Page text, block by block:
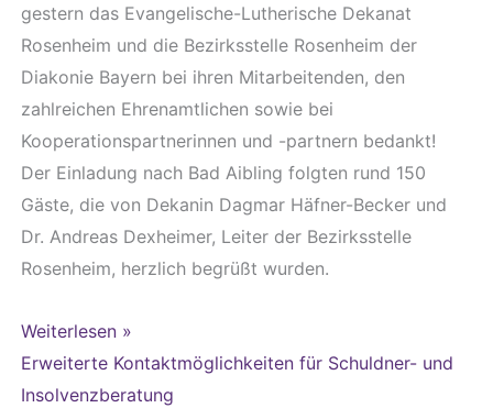
gestern das Evangelische-Lutherische Dekanat
Rosenheim und die Bezirksstelle Rosenheim der
Diakonie Bayern bei ihren Mitarbeitenden, den
zahlreichen Ehrenamtlichen sowie bei
Kooperationspartnerinnen und -partnern bedankt!
Der Einladung nach Bad Aibling folgten rund 150
Gäste, die von Dekanin Dagmar Häfner-Becker und
Dr. Andreas Dexheimer, Leiter der Bezirksstelle
Rosenheim, herzlich begrüßt wurden.
Weiterlesen »
Erweiterte Kontaktmöglichkeiten für Schuldner- und
Insolvenzberatung